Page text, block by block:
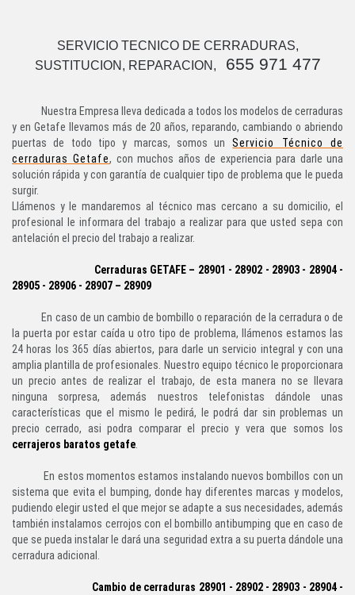
SERVICIO TECNICO DE CERRADURAS,
SUSTITUCION, REPARACION,
655 971 477
Nuestra Empresa lleva dedicada a todos los modelos de cerraduras
y en Getafe llevamos más de 20 años, reparando, cambiando o abriendo
puertas de todo tipo y marcas, somos un
Servicio Técnico de
cerraduras Getafe, con muchos años de experiencia para darle una
solución rápida y con garantía de cualquier tipo de problema que le pueda
surgir.
Llámenos y le mandaremos al técnico mas cercano a su domicilio, el
profesional le informara del trabajo a realizar para que usted sepa con
antelación el precio del trabajo a realizar.
Cerraduras GETAFE – 28901 - 28902 - 28903 - 28904 -
28905 - 28906 - 28907 – 28909
En caso de un cambio de bombillo o reparación de la cerradura o de
la puerta por estar caída u otro tipo de problema, llámenos estamos las
24 horas los 365 días abiertos, para darle un servicio integral y con una
amplia plantilla de profesionales. Nuestro equipo técnico le proporcionara
un precio antes de realizar el trabajo, de esta manera no se llevara
ninguna sorpresa, además nuestros telefonistas dándole unas
características que el mismo le pedirá, le podrá dar sin problemas un
precio cerrado, asi podra comparar el precio y vera que somos los
cerrajeros baratos getafe.
En estos momentos estamos instalando nuevos bombillos con un
sistema que evita el bumping, donde hay diferentes marcas y modelos,
pudiendo elegir usted el que mejor se adapte a sus necesidades, además
también instalamos cerrojos con el bombillo antibumping que en caso de
que se pueda instalar le dará una seguridad extra a su puerta dándole una
cerradura adicional.
Cambio de cerraduras 28901 - 28902 - 28903 - 28904 -